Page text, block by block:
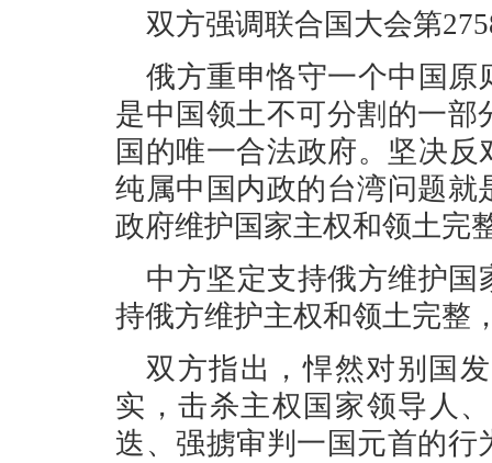
双方强调联合国大会第
俄方重申恪守一个中国原
是中国领土不可分割的一
国的唯一合法政府。坚决
纯属中国内政的台湾问题
政府维护国家主权和领土完
中方坚定支持俄方维护
持俄方维护主权和领土完整
双方指出，悍然对别国
实，击杀主权国家领导人
迭、强掳审判一国元首的